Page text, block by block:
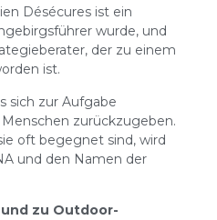
Désécures ist ein
wurde, und
der zu einem
ist.
sich zur Aufgabe
zurückzugeben.
oft begegnet sind, wird
und den Namen der
zu Outdoor-